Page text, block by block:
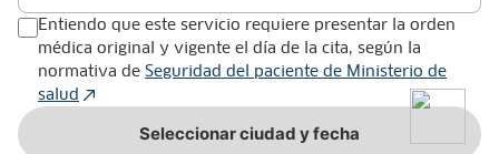
Entiendo que este servicio requiere presentar la orden
médica original y vigente el día de la cita, según la
normativa de Seguridad del paciente de Ministerio de
salud
Seleccionar ciudad y fecha
Todos los derechos reservados. Copyright © Keralty 2026